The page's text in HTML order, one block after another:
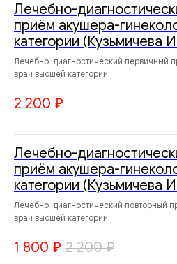
Лечебно-
приём акушера-
категории (Кузьмичева
Лечебно-диагностический первичный
врач высшей категории
2 200 ₽
Лечебно-
приём акушера-
категории (Кузьмичева
Лечебно-диагностический повторный
врач высшей категории
1 800 ₽ 2 200 ₽